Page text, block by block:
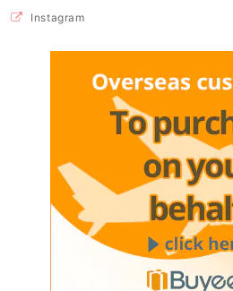
Instagram